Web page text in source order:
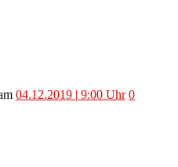
04.12.2019 | 9:00 Uhr 0